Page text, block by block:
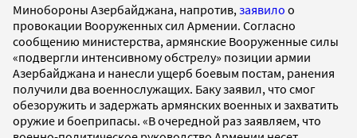
Минобороны Азербайджана, напротив, заявило о
провокации Вооруженных сил Армении. Согласно
сообщению министерства, армянские Вооруженные силы
«подвергли интенсивному обстрелу» позиции армии
Азербайджана и нанесли ущерб боевым постам, ранения
получили два военнослужащих. Баку заявил, что смог
обезоружить и задержать армянских военных и захватить
оружие и боеприпасы. «В очередной раз заявляем, что